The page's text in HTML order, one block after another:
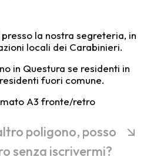
la nostra segreteria, in
locali dei Carabinieri.
in Questura se residenti in
fuori comune.
A3 fronte/retro
poligono, posso
senza iscrivermi?